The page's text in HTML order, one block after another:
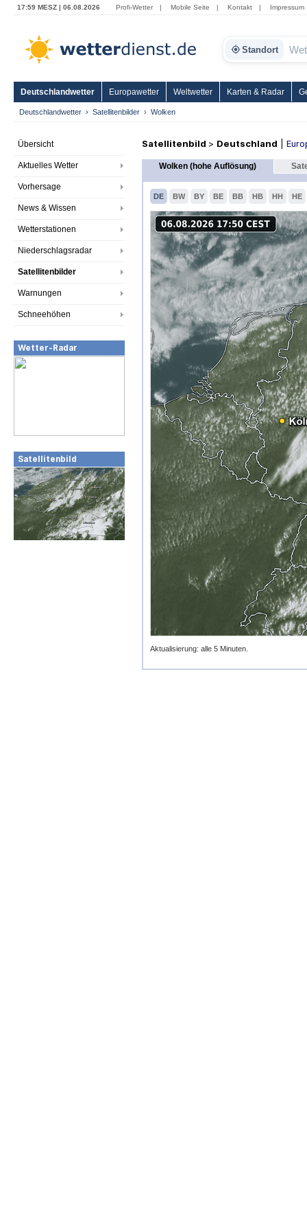
17:59 MESZ | 06.08.2026 Profi-Wetter | Mobile Seite | Kontakt | Impressum
Standort
Deutschlandwetter Europawetter Weltwetter Karten & Radar
Deutschlandwetter Satellitenbilder Wolken
Übersicht
Aktuelles Wetter
Vorhersage
News & Wissen
Wetterstationen
Niederschlagsradar
Satellitenbilder
Warnungen
Schneehöhen
Wetter-Radar
Satellitenbild
Satellitenbild > Deutschland
Wolken (hohe Auflösung)
DE BW BY BE BB HB HH HE
Aktualisierung: alle 5 Minuten.